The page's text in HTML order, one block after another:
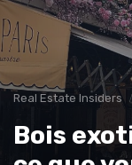
Real Estate Insiders
Bois